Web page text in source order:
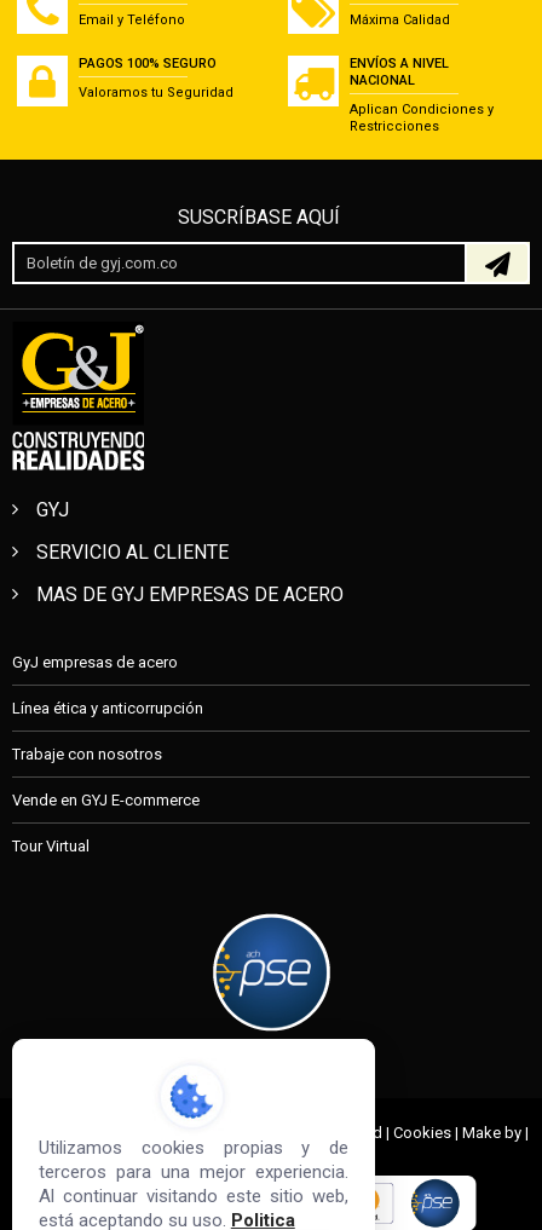
Utilizamos cookies propias y de
terceros para una mejor experiencia.
Al continuar visitando este sitio web,
está aceptando su uso. Politica
Email y Teléfono
Máxima Calidad
PAGOS 100% SEGURO
Valoramos tu Seguridad
ENVÍOS A NIVEL
NACIONAL
Aplican Condiciones y
Restricciones
SUSCRÍBASE AQUÍ
GYJ
SERVICIO AL CLIENTE
MAS DE GYJ EMPRESAS DE ACERO
GyJ empresas de acero
Línea ética y anticorrupción
Trabaje con nosotros
Vende en GYJ E-commerce
Tour Virtual
© 2022 G&J Empresas de Acero. All Rights Reserved | Cookies | Make by |
Sd3